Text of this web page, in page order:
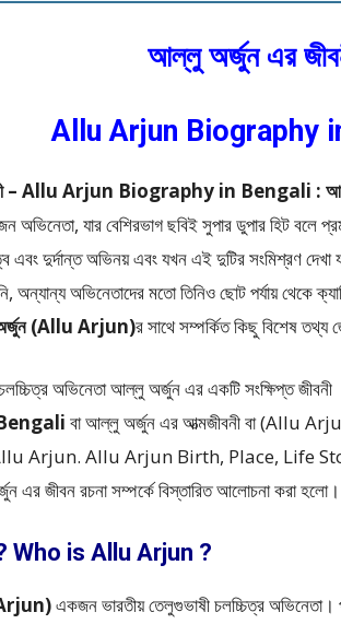
আল্লু অর্জুন এর
Allu Arjun Biography
– Allu Arjun Biography in Bengali :
অভিনেতা, যার বেশিরভাগ ছবিই সুপার ডুপার হিট বলে
এবং দুর্দান্ত অভিনয় এবং যখন এই দুটির সংমিশ্রণ দেখা
অন্যান্য অভিনেতাদের মতো তিনিও ছোট পর্যায়
(Allu Arjun)র সাথে সম্পর্কিত কিছু বিশেষ তথ্য
অভিনেতা আল্লু অর্জুন এর একটি সংক্ষিপ্ত জীবনী
বা আল্লু অর্জুন এর আত্মজীবনী বা (Allu
Arjun. Allu Arjun Birth, Place, Life
জীবন রচনা সম্পর্কে বিস্তারিত আলোচনা করা হলো।
Who is Allu Arjun ?
একজন ভারতীয় তেলুগুভাষী চলচ্চিত্র অভিনেতা।